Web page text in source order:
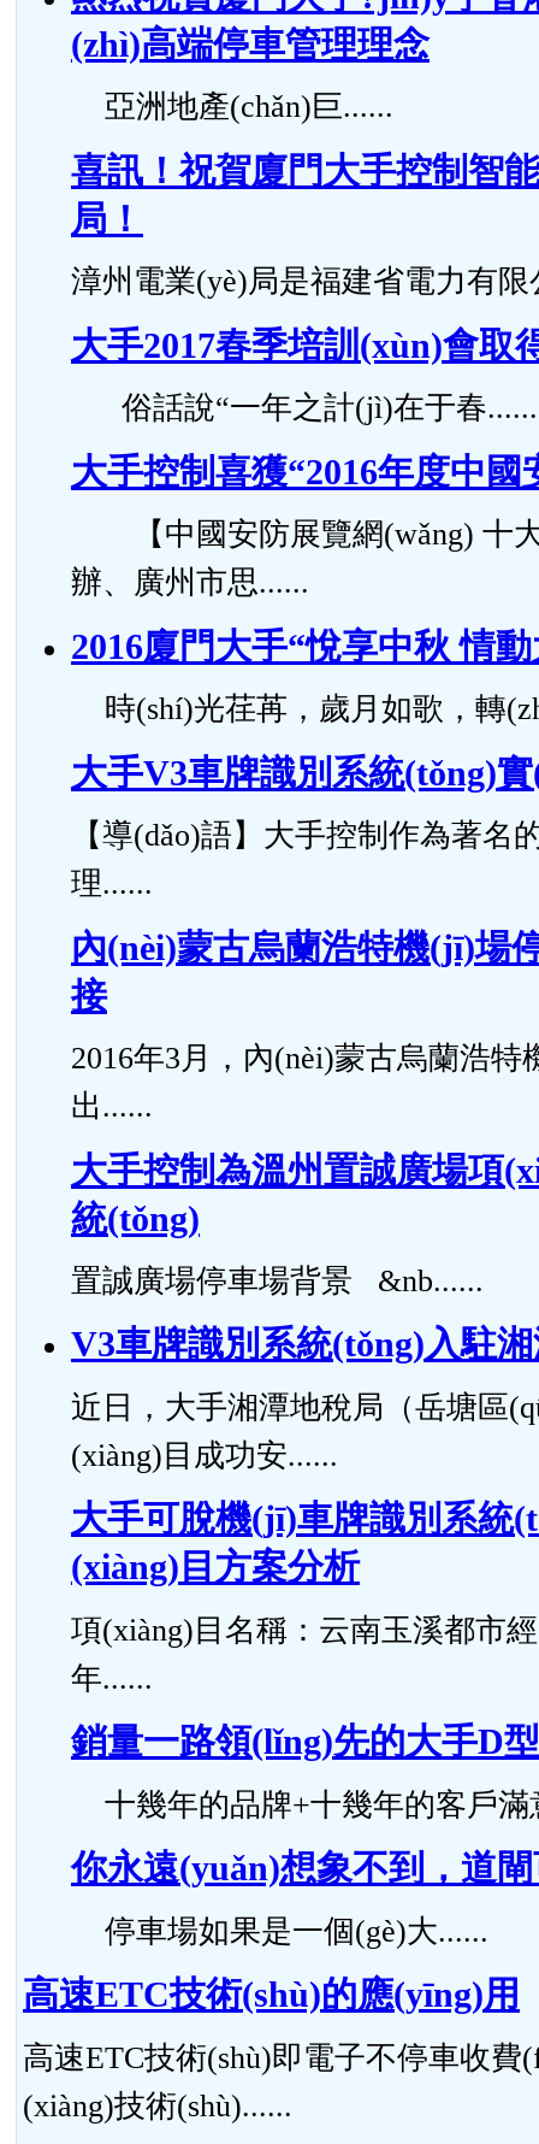
(zhì)高端停車管理理念
亞洲地產(chǎn)巨......
喜訊！祝賀廈門大手控制智
局！
漳州電業(yè)局是福建省電力有限
大手2017春季培訓(xùn)會取
俗話說“一年之計(jì)在于春......
大手控制喜獲“2016年度中
【中國安防展覽網(wǎng) 十大
辦、廣州市思......
2016廈門大手“悅享中秋 情
時(shí)光荏苒，歲月如歌，轉
大手V3車牌識別系統(tǒng)
【導(dǎo)語】大手控制作為著
理......
內(nèi)蒙古烏蘭浩特機(jī)場
接
2016年3月，內(nèi)蒙古烏蘭浩
出......
大手控制為溫州置誠廣場項
統(tǒng)
置誠廣場停車場背景 &nb......
V3車牌識別系統(tǒng)入駐
近日，大手湘潭地稅局（岳塘區
(xiàng)目成功安......
大手可脫機(jī)車牌識別系統
(xiàng)目方案分析
項(xiàng)目名稱：云南玉溪都市
年......
銷量一路領(lǐng)先的大手D
十幾年的品牌+十幾年的客戶滿
你永遠(yuǎn)想象不到，道
停車場如果是一個(gè)大......
高速ETC技術(shù)的應(yīng)用
高速ETC技術(shù)即電子不停車收
(xiàng)技術(shù)......